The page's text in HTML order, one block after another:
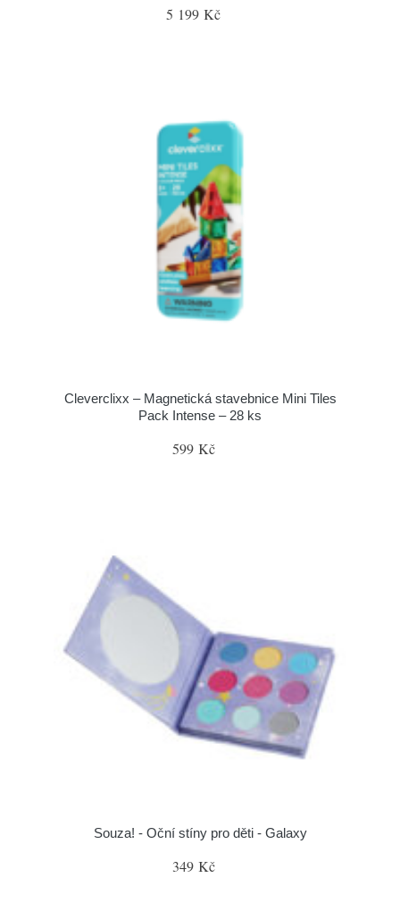
5 199 Kč
Cleverclixx – Magnetická stavebnice Mini Tiles
Pack Intense – 28 ks
599 Kč
Souza! - Oční stíny pro děti - Galaxy
349 Kč